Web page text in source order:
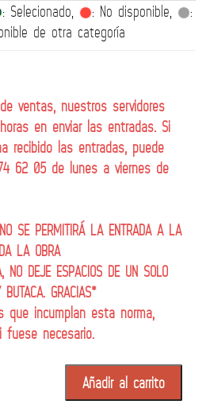
: Selecionado, : No disponible,
:
de otra categoría
ventas, nuestros servidores
en enviar las entradas. Si
recibido las entradas, puede
62 05 de lunes a viernes de
SE PERMITIRÁ LA ENTRADA A LA
LA OBRA
NO DEJE ESPACIOS DE UN SOLO
GRACIAS*
que incumplan esta norma,
fuese necesario.
Añadir al carrito